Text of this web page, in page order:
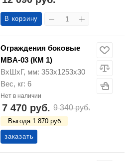
В корзину
Ограждения боковые
MBA-03 (КМ 1)
ВхШхГ, мм: 353х1253х30
Вес, кг: 6
Нет в наличии
7 470 руб. 9 340 руб.
Выгода 1 870 руб.
заказать